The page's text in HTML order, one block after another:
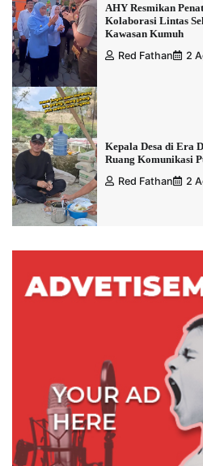
AHY Resmikan
Kolaborasi Lintas
Kawasan Kumuh
Red Fathan
2
Kepala Desa di Era
Ruang Komunikasi
Red Fathan
2